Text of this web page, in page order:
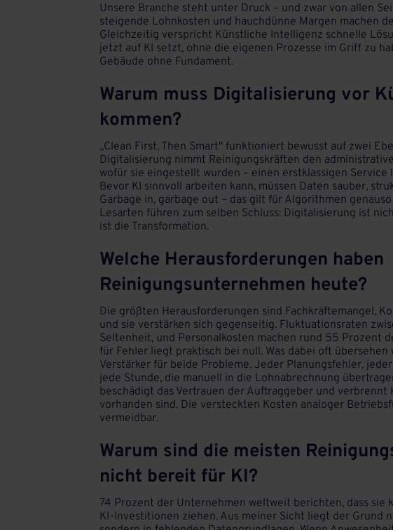
Unsere Branche steht unter Druck – und zwar von allen
steigende Lohnkosten und hauchdünne Margen machen
Gleichzeitig verspricht Künstliche Intelligenz schnelle
jetzt auf KI setzt, ohne die eigenen Prozesse im Griff zu
Gebäude ohne Fundament.
Warum muss Digitalisierung vor
kommen?
„Clean First, Then Smart" funktioniert bewusst auf zwei
Digitalisierung nimmt Reinigungskräften den
wofür sie eingestellt wurden – einen erstklassigen
Bevor KI sinnvoll arbeiten kann, müssen Daten sauber,
Garbage in, garbage out – das gilt für Algorithmen
Lesarten führen zum selben Schluss: Digitalisierung ist
ist die Transformation.
Welche Herausforderungen haben
Reinigungsunternehmen heute?
Die größten Herausforderungen sind Fachkräftemangel,
und sie verstärken sich gegenseitig. Fluktuationsraten
Seltenheit, und Personalkosten machen rund 55 Prozent
für Fehler liegt praktisch bei null. Was dabei oft übersehen
Verstärker für beide Probleme. Jeder Planungsfehler,
jede Stunde, die manuell in die Lohnabrechnung
beschädigt das Vertrauen der Auftraggeber und
vorhanden sind. Die versteckten Kosten analoger
vermeidbar.
Warum sind die meisten
nicht bereit für KI?
74 Prozent der Unternehmen weltweit berichten, dass sie
KI-Investitionen ziehen. Aus meiner Sicht liegt der Grund